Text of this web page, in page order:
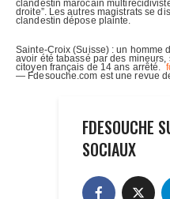
FDESOUCHE
SOCIAUX